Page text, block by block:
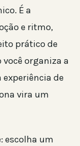
É a
e ritmo,
prático de
organiza a
de
vira um
escolha um